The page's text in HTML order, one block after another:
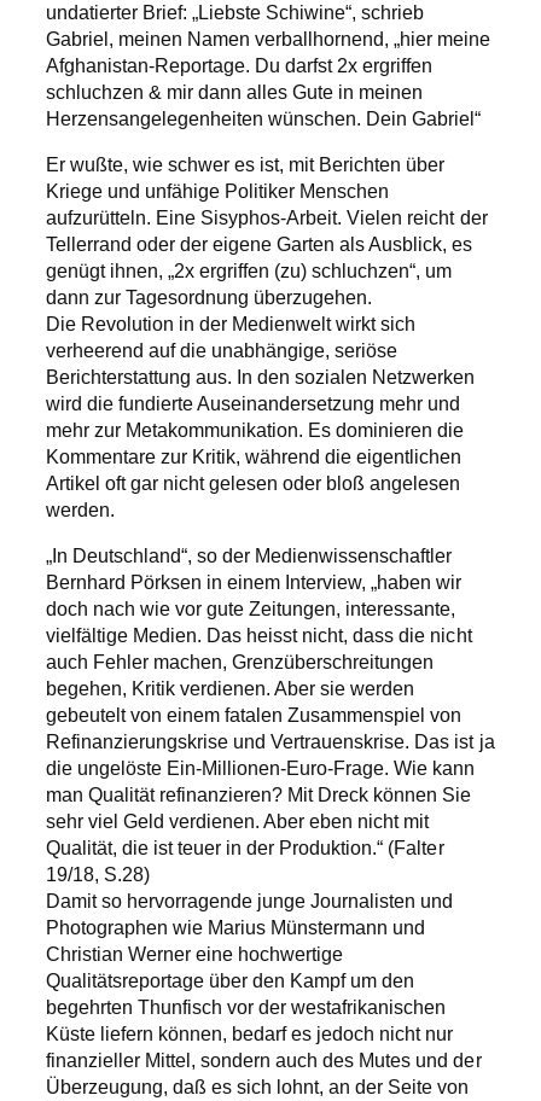
undatierter Brief: „Liebste Schiwine“, schrieb
Gabriel, meinen Namen verballhornend, „hier meine
Afghanistan-Reportage. Du darfst 2x ergriffen
schluchzen & mir dann alles Gute in meinen
Herzensangelegenheiten wünschen. Dein Gabriel“
Er wußte, wie schwer es ist, mit Berichten über
Kriege und unfähige Politiker Menschen
aufzurütteln. Eine Sisyphos-Arbeit. Vielen reicht der
Tellerrand oder der eigene Garten als Ausblick, es
genügt ihnen, „2x ergriffen (zu) schluchzen“, um
dann zur Tagesordnung überzugehen.
Die Revolution in der Medienwelt wirkt sich
verheerend auf die unabhängige, seriöse
Berichterstattung aus. In den sozialen Netzwerken
wird die fundierte Auseinandersetzung mehr und
mehr zur Metakommunikation. Es dominieren die
Kommentare zur Kritik, während die eigentlichen
Artikel oft gar nicht gelesen oder bloß angelesen
werden.
„In Deutschland“, so der Medienwissenschaftler
Bernhard Pörksen in einem Interview, „haben wir
doch nach wie vor gute Zeitungen, interessante,
vielfältige Medien. Das heisst nicht, dass die nicht
auch Fehler machen, Grenzüberschreitungen
begehen, Kritik verdienen. Aber sie werden
gebeutelt von einem fatalen Zusammenspiel von
Refinanzierungskrise und Vertrauenskrise. Das ist ja
die ungelöste Ein-Millionen-Euro-Frage. Wie kann
man Qualität refinanzieren? Mit Dreck können Sie
sehr viel Geld verdienen. Aber eben nicht mit
Qualität, die ist teuer in der Produktion.“ (Falter
19/18, S.28)
Damit so hervorragende junge Journalisten und
Photographen wie Marius Münstermann und
Christian Werner eine hochwertige
Qualitätsreportage über den Kampf um den
begehrten Thunfisch vor der westafrikanischen
Küste liefern können, bedarf es jedoch nicht nur
finanzieller Mittel, sondern auch des Mutes und der
Überzeugung, daß es sich lohnt, an der Seite von